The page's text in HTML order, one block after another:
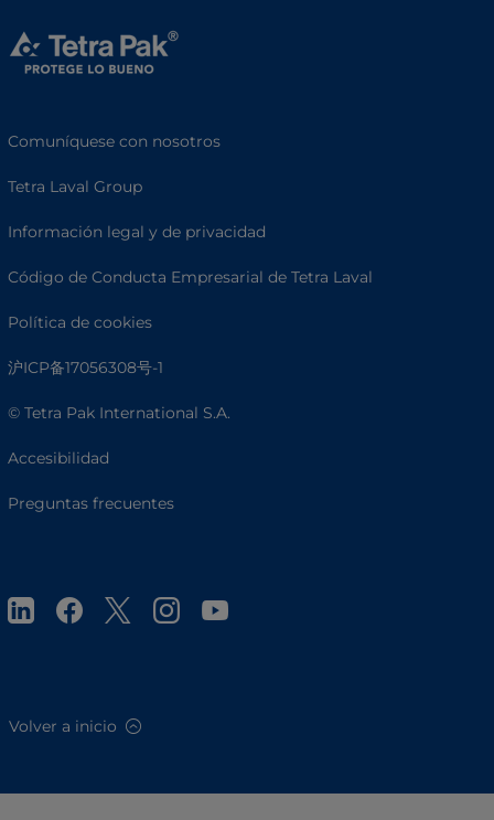
Comuníquese con nosotros
Tetra Laval Group
Información legal y de privacidad
Código de Conducta Empresarial de Tetra Laval
Política de cookies
沪ICP备17056308号-1
© Tetra Pak International S.A.
Accesibilidad
Preguntas frecuentes
Volver a inicio